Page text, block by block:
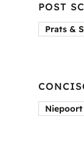
POST
Prats &
Niepoort